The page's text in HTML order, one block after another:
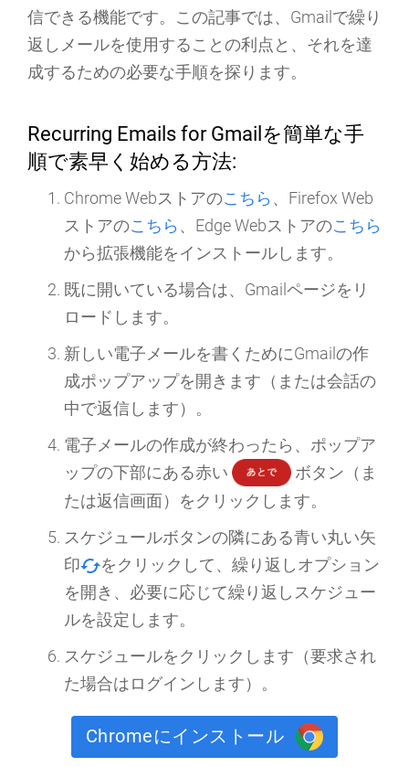
信できる機能です。この記事では、Gmailで繰り
返しメールを使用することの利点 と、それを達
成するための必要な手順を探ります。
Recurring Emails for Gmailを簡単な手
順で素早く始める方法:
Chrome Webストアのこちら 、Firefox Web
ストアのこちら 、Edge Webストアのこちら
から拡張機能をインストールします。
既に開いている場合は、Gmailページを リ
ロード します。
新しい電子メールを書くためにGmailの作
成ポップアップを開きます（または会話の
中で返信します）。
電子メールの作成が終わったら、ポップア
ップの下部にある赤い
ボタン（ま
たは返信画面）をクリックします。
スケジュールボタンの隣にある青い丸い矢
印
をクリックして、 繰り返しオプション
を開き、必要に応じて繰り返しスケジュー
ルを設定します。
スケジュールをクリックします（要求され
た場合はログインします）。
Chromeにインストール